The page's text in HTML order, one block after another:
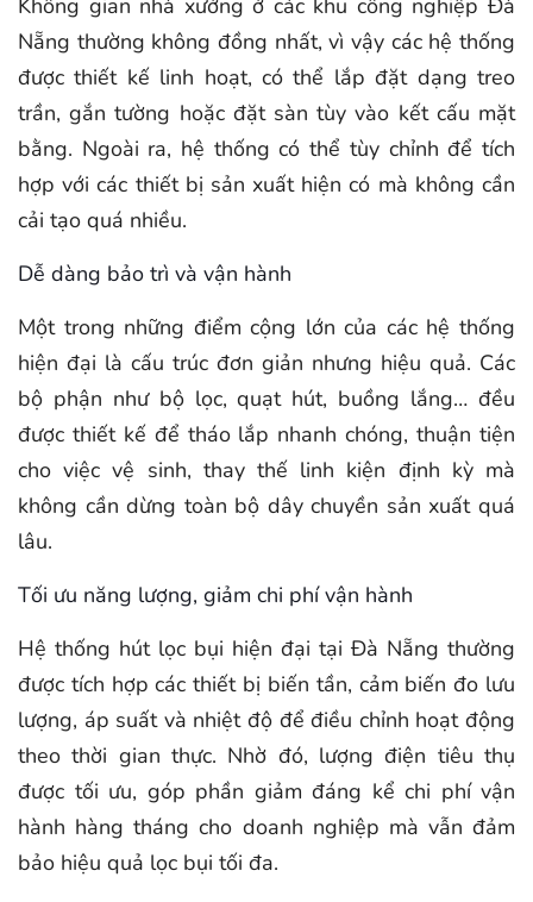
Không gian nhà xưởng ở các khu công nghiệp Đà
Nẵng thường không đồng nhất, vì vậy các hệ thống
được thiết kế linh hoạt, có thể lắp đặt dạng treo
trần, gắn tường hoặc đặt sàn tùy vào kết cấu mặt
bằng. Ngoài ra, hệ thống có thể tùy chỉnh để tích
hợp với các thiết bị sản xuất hiện có mà không cần
cải tạo quá nhiều.
Dễ dàng bảo trì và vận hành
Một trong những điểm cộng lớn của các hệ thống
hiện đại là cấu trúc đơn giản nhưng hiệu quả. Các
bộ phận như bộ lọc, quạt hút, buồng lắng… đều
được thiết kế để tháo lắp nhanh chóng, thuận tiện
cho việc vệ sinh, thay thế linh kiện định kỳ mà
không cần dừng toàn bộ dây chuyền sản xuất quá
lâu.
Tối ưu năng lượng, giảm chi phí vận hành
Hệ thống hút lọc bụi hiện đại tại Đà Nẵng thường
được tích hợp các thiết bị biến tần, cảm biến đo lưu
lượng, áp suất và nhiệt độ để điều chỉnh hoạt động
theo thời gian thực. Nhờ đó, lượng điện tiêu thụ
được tối ưu, góp phần giảm đáng kể chi phí vận
hành hàng tháng cho doanh nghiệp mà vẫn đảm
bảo hiệu quả lọc bụi tối đa.